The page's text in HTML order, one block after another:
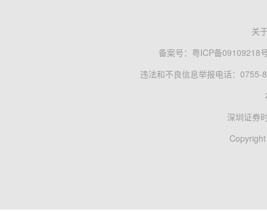
关
备案号： 粤ICP备09109218
违法和不良信息举报电话：0755-
深圳证券